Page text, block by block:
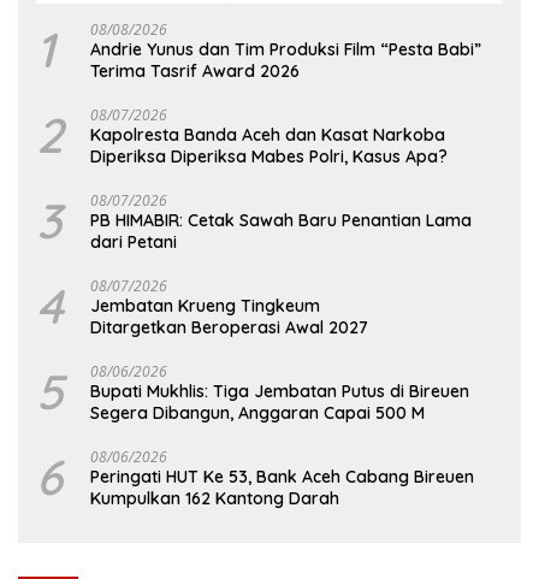
1 08/08/2026
Andrie Yunus dan Tim Produksi Film “Pesta Babi”
Terima Tasrif Award 2026
2 08/07/2026
Kapolresta Banda Aceh dan Kasat Narkoba
Diperiksa Diperiksa Mabes Polri, Kasus Apa?
3 08/07/2026
PB HIMABIR: Cetak Sawah Baru Penantian Lama
dari Petani
4 08/07/2026
Jembatan Krueng Tingkeum
Ditargetkan Beroperasi Awal 2027
5 08/06/2026
Bupati Mukhlis: Tiga Jembatan Putus di Bireuen
Segera Dibangun, Anggaran Capai 500 M
6 08/06/2026
Peringati HUT Ke 53, Bank Aceh Cabang Bireuen
Kumpulkan 162 Kantong Darah